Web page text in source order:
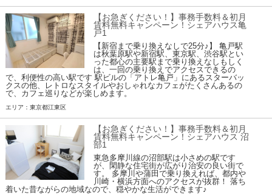
【お急ぎください！】事務手数料＆初月
賃料無料キャンペーン！シェアハウス亀
戸1
【新宿まで乗り換えなしで25分♪】 亀戸駅
は秋葉原駅や新宿駅、東京駅、渋谷駅とい
った都心の主要駅まで乗り換えなしもしく
は、一回の乗り換えでアクセスできるの
で、利便性の高い駅です 駅ビルの「アトレ亀戸」にあるスターバッ
クスの他、レトロなスタイルやおしゃれなカフェがたくさんあるの
で、カフェ巡りなどが楽しめます。
エリア：東京都江東区
【お急ぎください！】事務手数料＆初月
賃料無料キャンペーン！シェアハウス 沼
部1
東急多摩川線の沼部駅は小さめの駅です
が、閑静な住宅街が広がり治安の良い街で
す。 多摩川や蒲田で乗り換えれば、都内や
川崎・横浜方面へのアクセスが抜群！ 落ち
着いた昔ながらの地域なので、穏やかな生活ができます♪